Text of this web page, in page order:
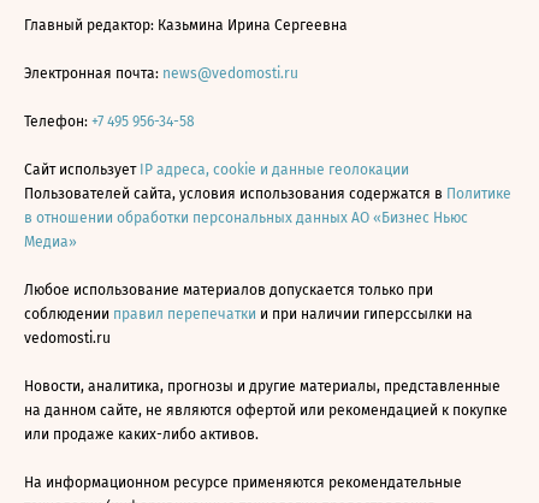
Главный редактор: Казьмина Ирина Сергеевна
Электронная почта: news@vedomosti.ru
Телефон: +7 495 956-34-58
Сайт использует IP адреса, cookie и данные геолокации
Пользователей сайта, условия использования содержатся в Политике
в отношении обработки персональных данных АО «Бизнес Ньюс
Медиа»
Любое использование материалов допускается только при
соблюдении правил перепечатки и при наличии гиперссылки на
vedomosti.ru
Новости, аналитика, прогнозы и другие материалы, представленные
на данном сайте, не являются офертой или рекомендацией к покупке
или продаже каких-либо активов.
На информационном ресурсе применяются рекомендательные